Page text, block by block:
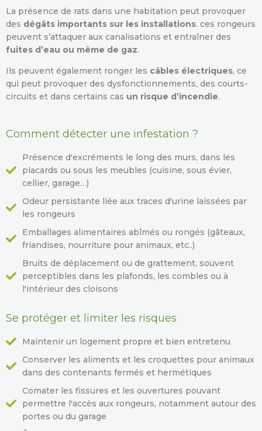
La présence de rats dans une habitation peut provoquer
des dégâts importants sur les installations. ces rongeurs
peuvent s’attaquer aux canalisations et entraîner des
fuites d’eau ou même de gaz.
Ils peuvent également ronger les câbles électriques, ce
qui peut provoquer des dysfonctionnements, des courts-
circuits et dans certains cas un risque d’incendie.
Comment détecter une infestation ?
Présence d'excréments le long des murs, dans les
placards ou sous les meubles (cuisine, sous évier,
cellier, garage…)
Odeur persistante liée aux traces d'urine laissées par
les rongeurs
Emballages alimentaires abîmés ou rongés (gâteaux,
friandises, nourriture pour animaux, etc..)
Bruits de déplacement ou de grattement, souvent
perceptibles dans les plafonds, les combles ou à
l'intérieur des cloisons
Se protéger et limiter les risques
Maintenir un logement propre et bien entretenu
Conserver les aliments et les croquettes pour animaux
dans des contenants fermés et hermétiques
Comater les fissures et les ouvertures pouvant
permettre l'accès aux rongeurs, notamment autour des
portes ou du garage